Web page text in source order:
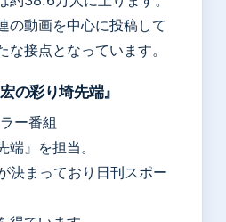
の動画を中心に投稿して
接点となっています。
の彩り埼先端』
ー番組
端』を担当。
決まっており日刊スポー